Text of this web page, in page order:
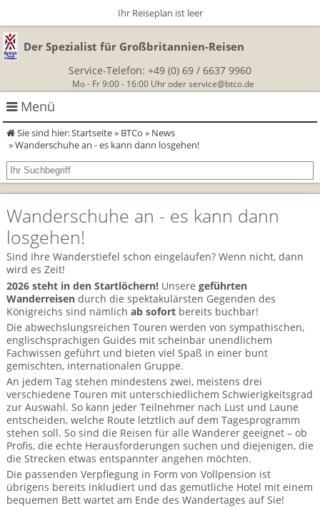
Der Spezialist für Großbritannien-Reisen
Service-Telefon: +49 (0) 69 / 6637 9960
Mo - Fr 9:00 - 16:00 Uhr oder service@btco.de
Menü
Rundreisen Großbritannien
Autorundreisen
Herzlich Willkommen
England
Schottland
Wales
Busrundreisen
Cornwall
England
Schottland
Wales
Minibustouren
Wanderurlaub
Geführte Wandertouren
Wandern in Cornwall
Wandern in Schottland
Wandern in Wales
Individualtouren
Wandern in Cornwall (South West Coast Path)
Wandern in England
Wandern in Schottland
Wandern in Wales
Themenreisen
Classic-Car-Reise durch Südengland
Für Outlander‑Fans: inspiriert durch die Highland Saga
Gartenreisen England
Großbritannientouren für Alleinreisende
Reisen mit Hund
Rosamunde Pilcher Reisen durch Cornwall und Südengland
Unsere Familienreisen
Whiskyreisen Schottland
Allergikerreisen
BTCo
BTCo Überblick
News
Kontakt
Feedback
FAQs
Ihre Reise
Ablauf Ihrer Reise nach Großbritannien
Anreise nach Großbritannien
Bezahlung Ihrer Großbritannien Reise
Checkliste
Großbritannien - Facts & Figures
Extras
Urlaub in Großbritannien
Versicherungsschutz
Sie sind hier:Startseite» BTCo » News
» Wanderschuhe an - es kann dann losgehen!
Ihr Reiseplan ist leer
Wanderschuhe an - es kann dann
losgehen!
Sind Ihre Wanderstiefel schon eingelaufen? Wenn nicht, dann
wird es Zeit!
2026 steht in den Startlöchern! Unsere geführten
Wanderreisendurch die spektakulärsten Gegenden des
Königreichs sind nämlich ab sofort bereits buchbar!
Die abwechslungsreichen Touren werden von sympathischen,
englischsprachigen Guides mit scheinbar unendlichem
Fachwissen geführt und bieten viel Spaß in einer bunt
gemischten, internationalen Gruppe.
An jedem Tag stehen mindestens zwei, meistens drei
verschiedene Touren mit unterschiedlichem Schwierigkeitsgrad
zur Auswahl. So kann jeder Teilnehmer nach Lust und Laune
entscheiden, welche Route letztlich auf dem Tagesprogramm
stehen soll. So sind die Reisen für alle Wanderer geeignet – ob
Profis, die echte Herausforderungen suchen und diejenigen, die
die Strecken etwas entspannter angehen möchten.
Die passenden Verpflegung in Form von Vollpension ist
übrigens bereits inkludiert und das gemütliche Hotel mit einem
bequemen Bett wartet am Ende des Wandertages auf Sie!